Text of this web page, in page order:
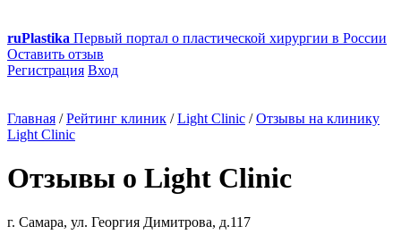
ruPlastika Первый портал о пластической хирургии в России
Оставить отзыв
Регистрация Вход
Главная / Рейтинг клиник / Light Clinic / Отзывы на клинику
Light Clinic
Отзывы о Light Clinic
г. Самара, ул. Георгия Димитрова, д.117